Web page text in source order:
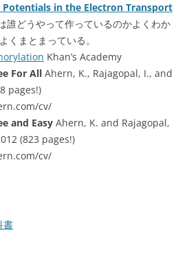
Potentials in the Electron Transport
誰どうやって作っているのかよくわか
くまとまっている。
Khan’s Academy
For All Ahern, K., Rajagopal, I., and
pages!)
cv/
and Easy Ahern, K. and Rajagopal,
(823 pages!)
cv/
書